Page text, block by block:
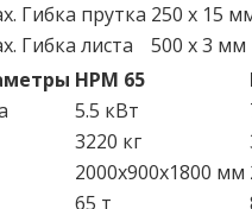
Гибка прутка 250 x 15
Гибка листа
500 x 3 мм
HPM 65
5.5 кВт
3220 кг
2000x900x1800 мм
65 т